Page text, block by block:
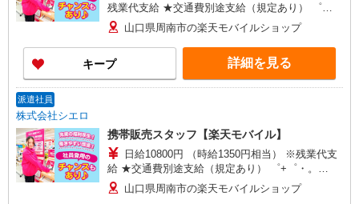
残業代支給 ★交通費別途支給（規定あり） ゜
+゜・。○。・゜+゜・。○。・゜+゜ 入社祝い金10
万円支給(規定有) お友達を紹介頂くと, インセンテ
ィブ支給(規定有) ★月2回払い・週払い可能（規程
有）★ ゜・。○。・゜+゜・。○。・゜+゜
山口県周南市の楽天モバイルショップ
キープ 詳細を見る
派遣社員
株式会社シエロ
携帯販売スタッフ【楽天モバイル】
日給10800円 （時給1350円相当） ※残業代支
給 ★交通費別途支給（規定あり） ゜+゜・。
○。・゜+゜・。○。・゜+゜ 入社祝い金10万円支
給(規定有) お友達を紹介頂くと, インセンティブ支
山口県周南市の楽天モバイルショップ